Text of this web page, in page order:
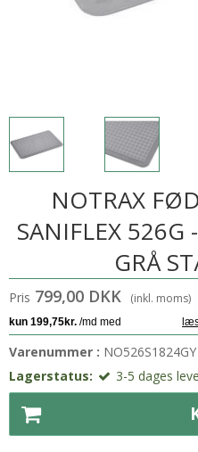
NOTRAX
SANIFLEX 526G
GRÅ
Pris 799,00 DKK (inkl. moms)
Varenummer : NO526S1824GY
Lagerstatus:
3-5 dages